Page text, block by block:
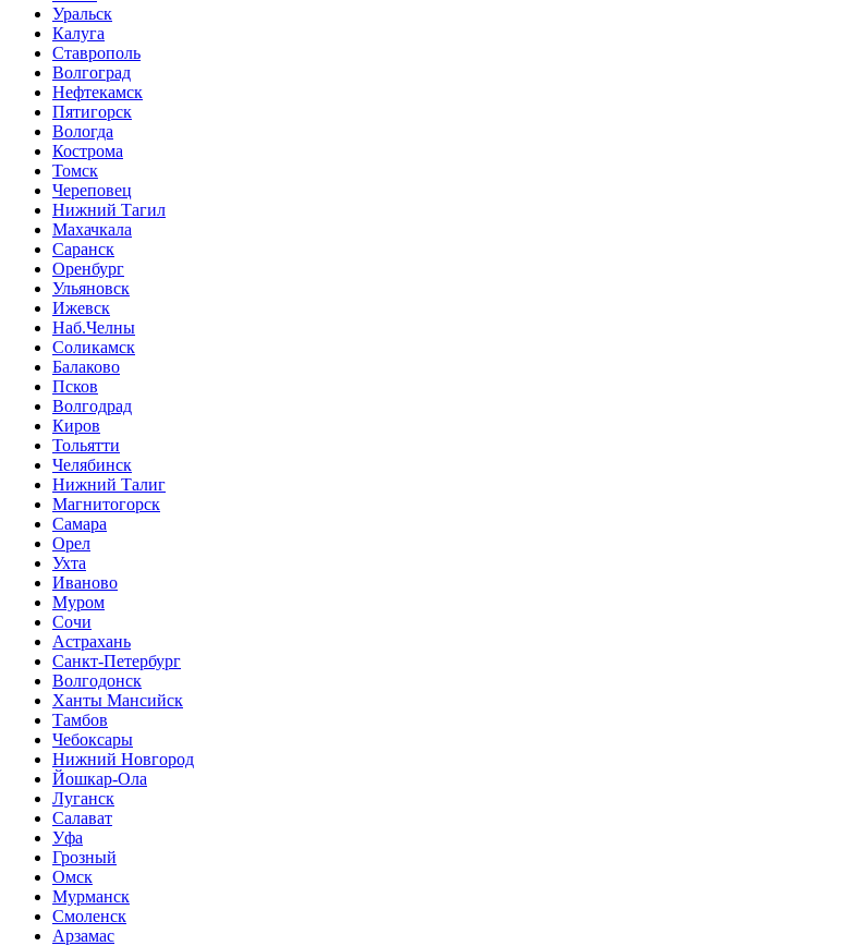
Уральск
Калуга
Ставрополь
Волгоград
Нефтекамск
Пятигорск
Вологда
Кострома
Томск
Череповец
Нижний Тагил
Махачкала
Саранск
Оренбург
Ульяновск
Ижевск
Наб.Челны
Соликамск
Балаково
Псков
Волгодрад
Киров
Тольятти
Челябинск
Нижний Талиг
Магнитогорск
Самара
Орел
Ухта
Иваново
Муром
Сочи
Астрахань
Санкт-Петербург
Волгодонск
Ханты Мансийск
Тамбов
Чебоксары
Нижний Новгород
Йошкар-Ола
Луганск
Салават
Уфа
Грозный
Омск
Мурманск
Смоленск
Арзамас